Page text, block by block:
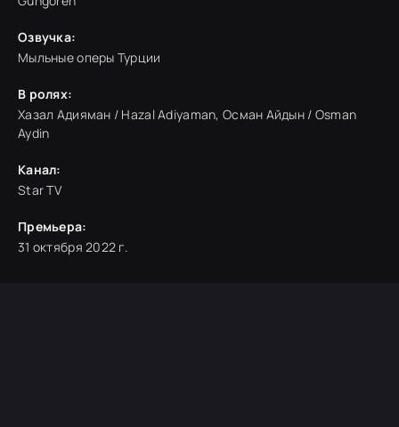
Озвучка:
Мыльные оперы Турции
В ролях:
Хазал Адияман / Hazal Adiyaman, Осман Айдын / Osman
Aydin
Канал:
Star TV
Премьера:
31 октября 2022 г.